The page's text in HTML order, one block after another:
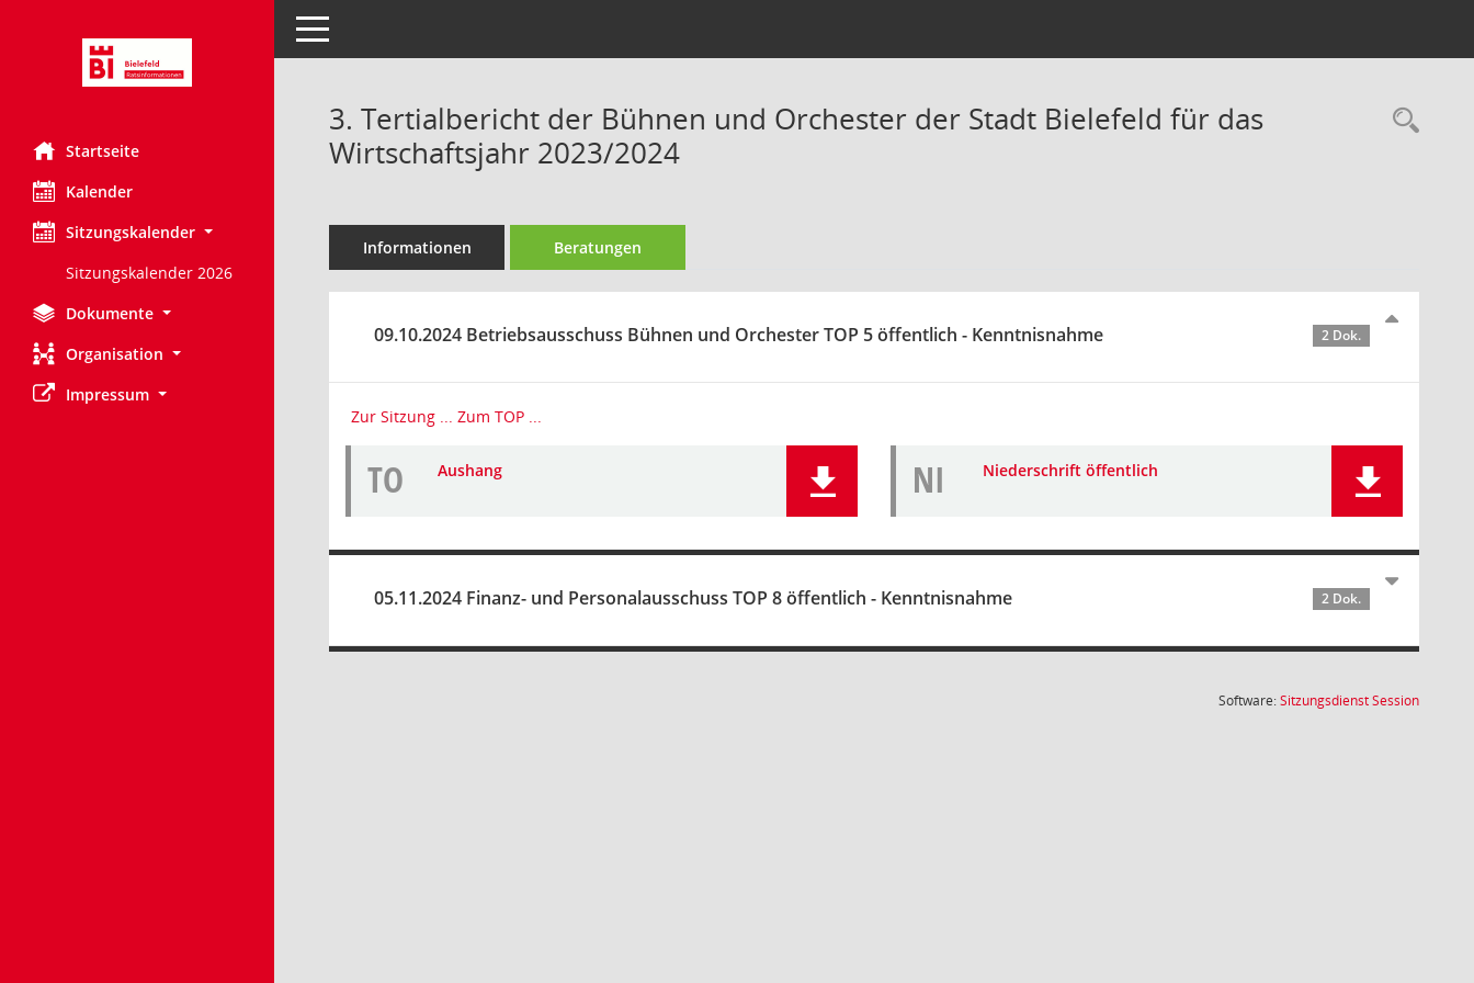
Startseite
Kalender
Sitzungskalender
Sitzungskalender 2026
Dokumente
Organisation
Impressum
Toggle navigation
3. Tertialbericht der Bühnen und Orchester der Stadt Bielefeld für das
Wirtschaftsjahr 2023/2024
Informationen Beratungen
09.10.2024 Betriebsausschuss Bühnen und Orchester TOP 5 öffentlich - Kenntnisnahme 2 Dok.
Zur Sitzung ... Zum TOP ...
TO Aushang NI Niederschrift öffentlich
05.11.2024 Finanz- und Personalausschuss TOP 8 öffentlich - Kenntnisnahme 2 Dok.
Software:SitzungsdienstSession(Wird in